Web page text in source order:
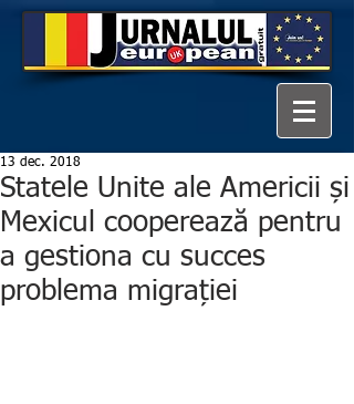
Statele Unite ale Americii și
Mexicul cooperează pentru
a gestiona cu succes
problema migrației
13 dec. 2018